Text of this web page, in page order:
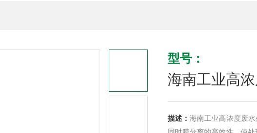
型号：
海南工业高
描述： 海南工业高浓度废